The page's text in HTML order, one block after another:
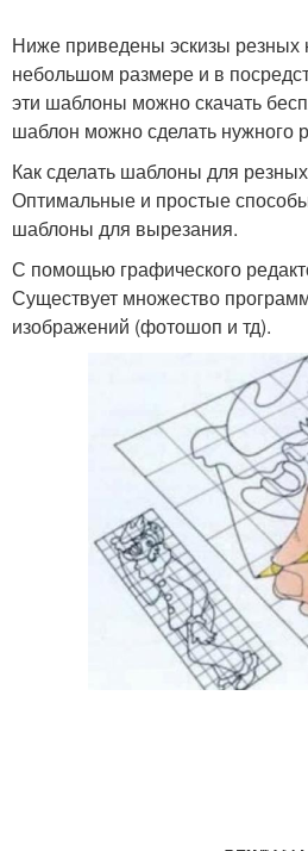
Ниже приведены эскизы резных
небольшом размере и в
эти шаблоны можно скачать
шаблон можно сделать нужного
Как сделать шаблоны для
Оптимальные и простые
шаблоны для вырезания.
С помощью графического
Существует множество
изображений (фотошоп и тд).